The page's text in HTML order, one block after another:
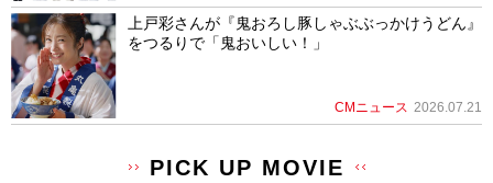
上戸彩さんが『鬼おろし豚しゃぶぶっかけうどん』
をつるりで「鬼おいしい！」
CMニュース 2026.07.21
PICK UP MOVIE